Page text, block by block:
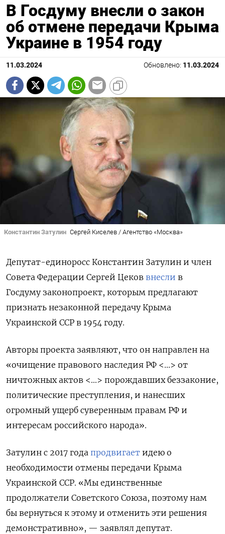
В Госдуму внесли о закон
об отмене передачи Крыма
Украине в 1954 году
11.03.2024 Обновлено: 11.03.2024
Константин Затулин Сергей Киселев / Агентство «Москва»
Депутат-единоросс Константин Затулин и член
Совета Федерации Сергей Цеков внесли в
Госдуму законопроект, которым предлагают
признать незаконной передачу Крыма
Украинской ССР в 1954 году.
Авторы проекта заявляют, что он направлен на
«очищение правового наследия РФ <...> от
ничтожных актов <...> порождавших беззаконие,
политические преступления, и нанесших
огромный ущерб суверенным правам РФ и
интересам российского народа».
Затулин с 2017 года продвигает идею о
необходимости отмены передачи Крыма
Украинской ССР. «Мы единственные
продолжатели Советского Союза, поэтому нам
бы вернуться к этому и отменить эти решения
демонстративно», — заявлял депутат.